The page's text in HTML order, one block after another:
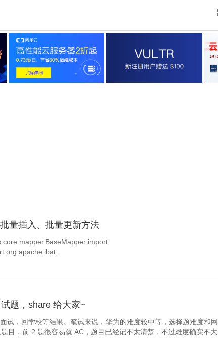
量插入、批量更新方法
org.apache.ibat...
题，share 给大家~
试，回学校等结果。笔试来说，华为的难度较中等，选择题难度和
目，前 2 题很容易就 AC，题目已经记不太清楚，不过难度确实不